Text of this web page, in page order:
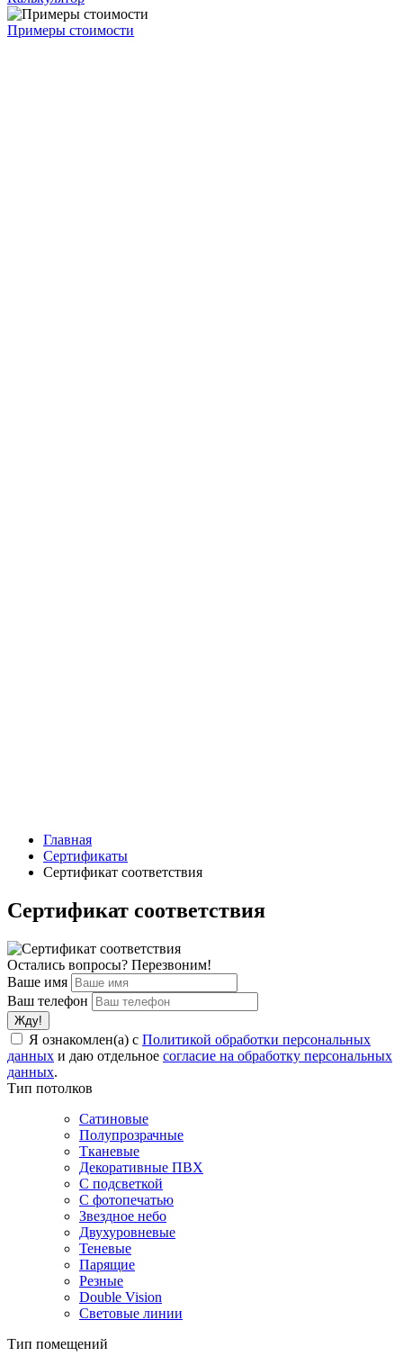
Примеры стоимости
Главная
Сертификаты
Сертификат соответствия
Сертификат соответствия
Остались вопросы? Перезвоним!
Ваше имя
Ваш телефон
Я ознакомлен(а) с Политикой обработки персональных
данных и даю отдельное согласие на обработку персональных
данных.
Тип потолков
Сатиновые
Полупрозрачные
Тканевые
Декоративные ПВХ
С подсветкой
С фотопечатью
Звездное небо
Двухуровневые
Теневые
Парящие
Резные
Double Vision
Световые линии
Тип помещений